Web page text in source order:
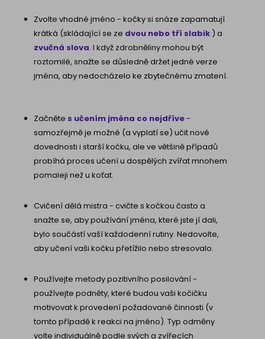
Zvolte vhodné jméno - kočky si snáze zapamatují
krátká (skládající se ze dvou nebo tří slabik ) a
zvučná slova. I když zdrobněliny mohou být
roztomilé, snažte se důsledně držet jedné verze
jména, aby nedocházelo ke zbytečnému zmatení.
Začněte s učením jména co nejdříve-
samozřejmě je možné (a vyplatí se) učit nové
dovednosti i starší kočku, ale ve většině případů
probíhá proces učení u dospělých zvířat mnohem
pomaleji než u koťat.
Cvičení dělá mistra - cvičte s kočkou často a
snažte se, aby používání jména, které jste jí dali,
bylo součástí vaší každodenní rutiny. Nedovolte,
aby učení vaši kočku přetížilo nebo stresovalo.
Používejte metody pozitivního posilování -
používejte podněty, které budou vaši kočičku
motivovat k provedení požadované činnosti (v
tomto případě k reakci na jméno). Typ odměny
volte individuálně podle svých a zvířecích